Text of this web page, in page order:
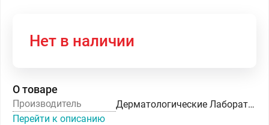
Нет в наличии
О товаре
Производитель
Дерматологические Лаборатории УРЬЯЖ
Перейти к описанию